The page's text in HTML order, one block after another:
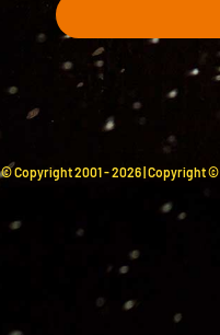
© Copyright 2001 -2026 | Copyright ©